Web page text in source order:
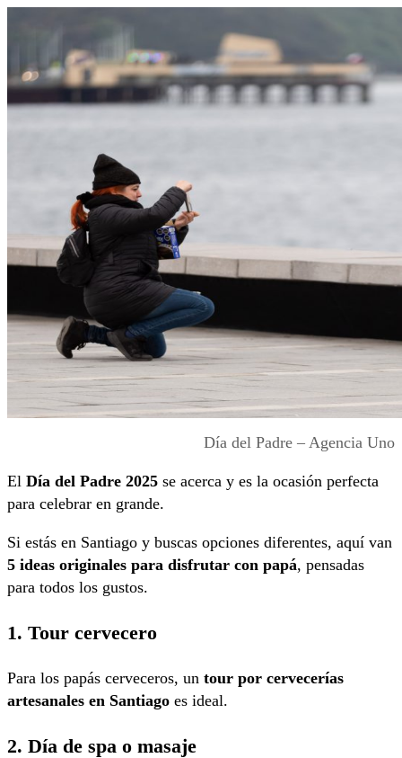
Día del Padre – Agencia Uno
El Día del Padre 2025 se acerca y es la ocasión perfecta
para celebrar en grande.
Si estás en Santiago y buscas opciones diferentes, aquí van
5 ideas originales para disfrutar con papá, pensadas
para todos los gustos.
1. Tour cervecero
Para los papás cerveceros, un tour por cervecerías
artesanales en Santiago es ideal.
2. Día de spa o masaje